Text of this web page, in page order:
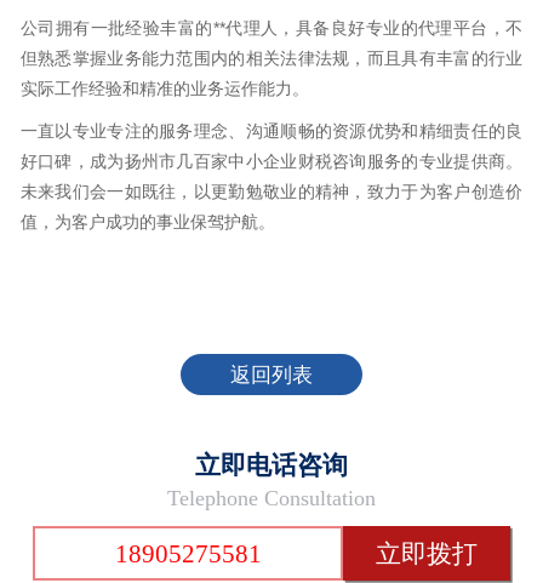
公司拥有一批经验丰富的**代理人，具备良好专业的代理平台，不
但熟悉掌握业务能力范围内的相关法律法规，而且具有丰富的行业
实际工作经验和精准的业务运作能力。
一直以专业专注的服务理念、沟通顺畅的资源优势和精细责任的良
好口碑，成为扬州市几百家中小企业财税咨询服务的专业提供商。
未来我们会一如既往，以更勤勉敬业的精神，致力于为客户创造价
值，为客户成功的事业保驾护航。
返回列表
立即电话咨询
Telephone Consultation
18905275581 立即拨打